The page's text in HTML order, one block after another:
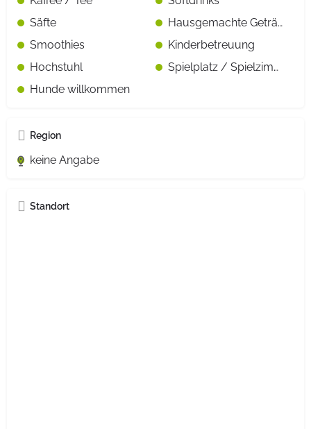
Säfte
Hausgemachte Getränke
Smoothies
Kinderbetreuung
Hochstuhl
Spielplatz / Spielzimmer
Hunde willkommen
Region
keine Angabe
Standort